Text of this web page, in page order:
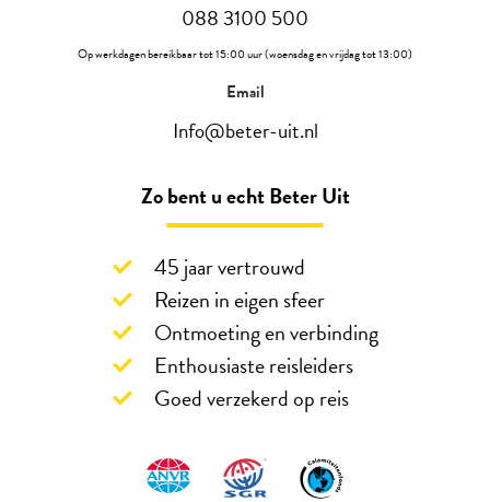
088 3100 500
Op werkdagen bereikbaar tot 15:00 uur (woensdag en vrijdag tot 13:00)
Email
Info@beter-uit.nl
Zo bent u echt Beter Uit
45 jaar vertrouwd
Reizen in eigen sfeer
Ontmoeting en verbinding
Enthousiaste reisleiders
Goed verzekerd op reis